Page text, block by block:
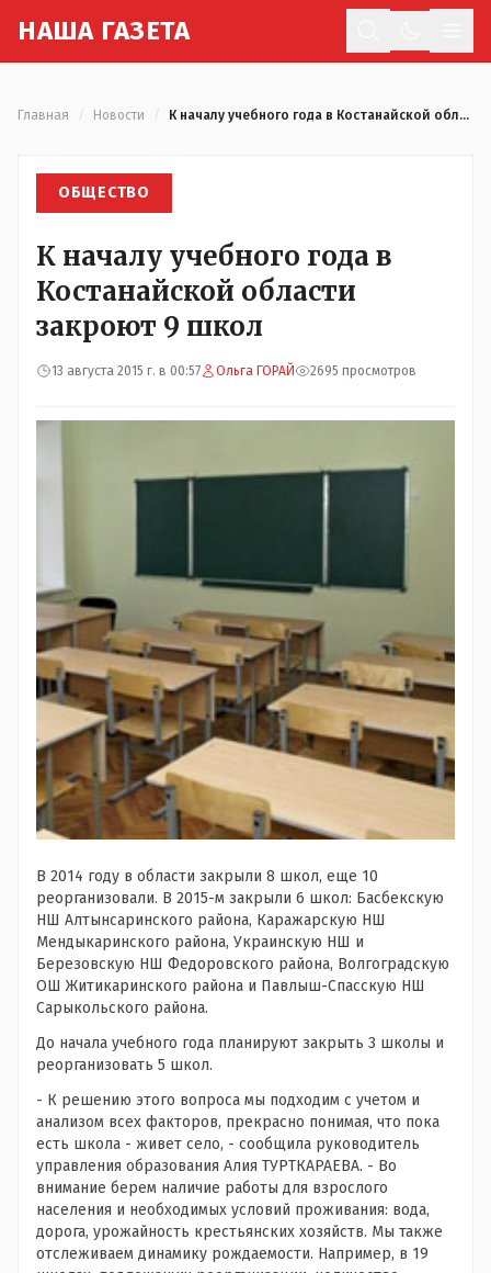
НАША ГАЗЕТА
Главная Новости К началу учебного года в Костанайской области закроют 9 школ
ОБЩЕСТВО
К началу учебного года в
Костанайской области
закроют 9 школ
13 августа 2015 г. в 00:57 Ольга ГОРАЙ 2695 просмотров
В 2014 году в области закрыли 8 школ, еще 10
реорганизовали. В 2015-м закрыли 6 школ: Басбекскую
НШ Алтынсаринского района, Каражарскую НШ
Мендыкаринского района, Украинскую НШ и
Березовскую НШ Федоровского района, Волгоградскую
ОШ Житикаринского района и Павлыш-Спасскую НШ
Сарыкольского района.
До начала учебного года планируют закрыть 3 школы и
реорганизовать 5 школ.
- К решению этого вопроса мы подходим с учетом и
анализом всех факторов, прекрасно понимая, что пока
есть школа - живет село, - сообщила руководитель
управления образования Алия ТУРТКАРАЕВА. - Во
внимание берем наличие работы для взрослого
населения и необходимых условий проживания: вода,
дорога, урожайность крестьянских хозяйств. Мы также
отслеживаем динамику рождаемости. Например, в 19